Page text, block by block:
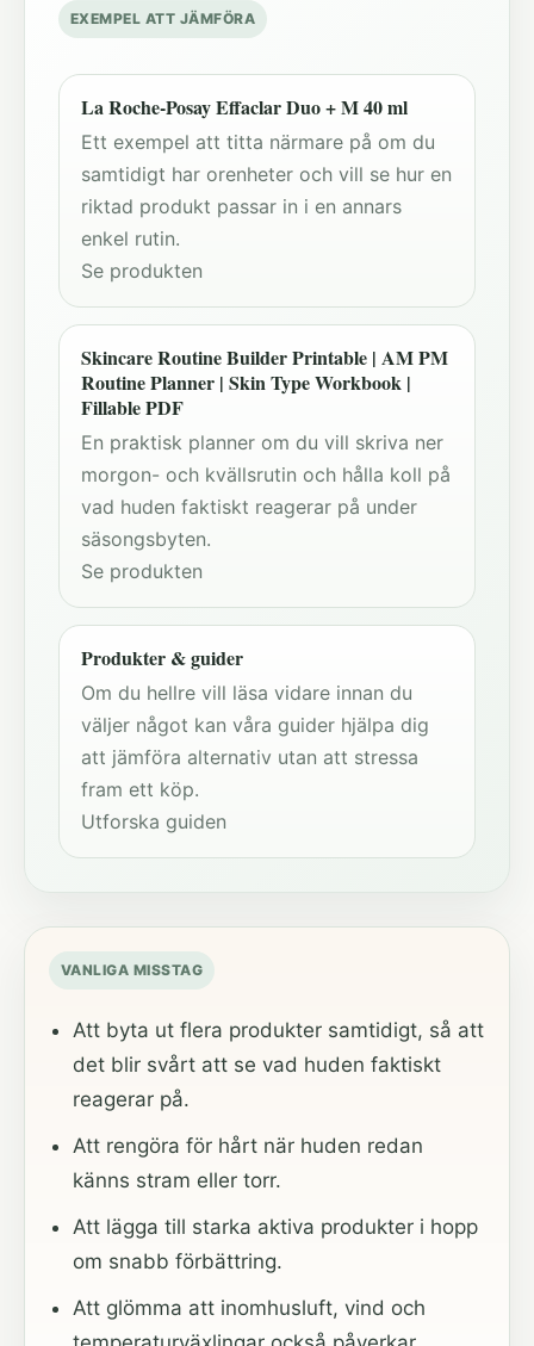
EXEMPEL ATT JÄMFÖRA
La Roche-Posay Effaclar Duo + M 40 ml
Ett exempel att titta närmare på om du
samtidigt har orenheter och vill se hur en
riktad produkt passar in i en annars
enkel rutin.
Se produkten
Skincare Routine Builder Printable | AM PM
Routine Planner | Skin Type Workbook |
Fillable PDF
En praktisk planner om du vill skriva ner
morgon- och kvällsrutin och hålla koll på
vad huden faktiskt reagerar på under
säsongsbyten.
Se produkten
Produkter & guider
Om du hellre vill läsa vidare innan du
väljer något kan våra guider hjälpa dig
att jämföra alternativ utan att stressa
fram ett köp.
Utforska guiden
VANLIGA MISSTAG
Att byta ut flera produkter samtidigt, så att
det blir svårt att se vad huden faktiskt
reagerar på.
Att rengöra för hårt när huden redan
känns stram eller torr.
Att lägga till starka aktiva produkter i hopp
om snabb förbättring.
Att glömma att inomhusluft, vind och